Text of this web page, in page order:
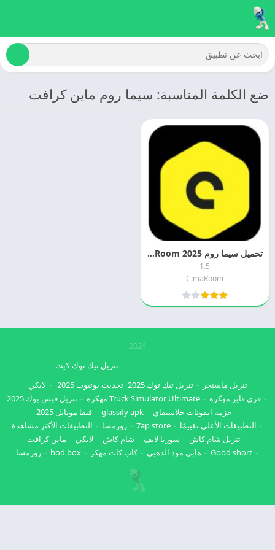
ضع الكلمة المناسبة: سيما روم ماين كرافت
تحميل سيما روم 2025 Cima Room مهكر اخر اصدار مجانا
1.5
CimaRoom
2024
تنزيل ماسنجر تنزيل تيك توك 2025
تنزيل تيك توك لايت
تحديث يوتيوب 2025
لايكي
فري فاير مهكره
Truck Simulator Ultimate مهكره
تنزيل فيس بوك 2025
حزمه ايقونات جلاسيفاي
glassify apk
فيفا موبايل 2025
التطبيقات الأعلى تقييمًا
7ap store زورمسا
التطبيقات الأكثر مشاهدة
تنزيل شام كاش
سوريا لايف شام كاش لايكي
ماين كرافت
Good short
هابي مود الذهبي كاب كات مهكر hod box زورمسا